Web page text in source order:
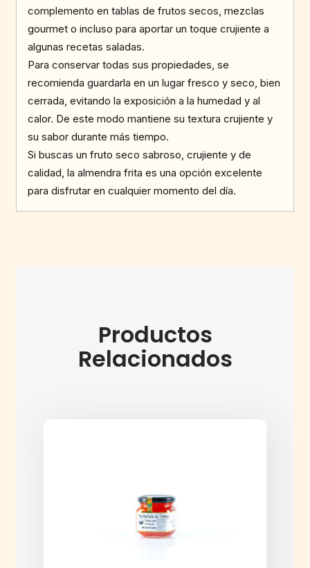
complemento en tablas de frutos secos, mezclas
gourmet o incluso para aportar un toque crujiente a
algunas recetas saladas.
Para conservar todas sus propiedades, se
recomienda guardarla en un lugar fresco y seco, bien
cerrada, evitando la exposición a la humedad y al
calor. De este modo mantiene su textura crujiente y
su sabor durante más tiempo.
Si buscas un fruto seco sabroso, crujiente y de
calidad, la almendra frita es una opción excelente
para disfrutar en cualquier momento del día.
Productos
Relacionados